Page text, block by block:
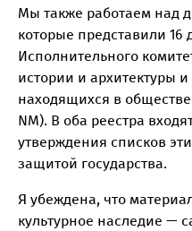
Мы также работаем над
которые представили 16
Исполнительного
истории и архитектуры
находящихся в
NM). В оба реестра
утверждения списков
защитой государства.
Я убеждена, что
культурное наследие —